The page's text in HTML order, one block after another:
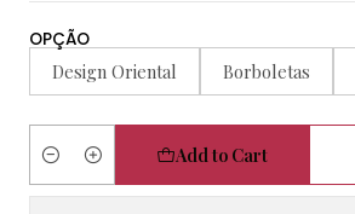
OPÇÃO
Design Oriental Borboletas
Quantity
Add to Cart